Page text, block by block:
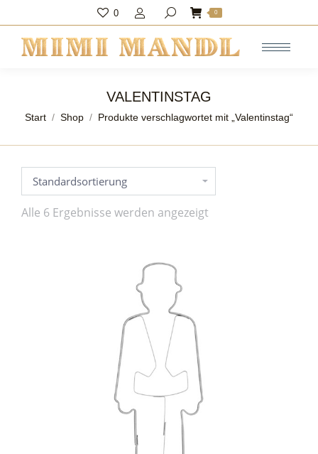
0 Search: 0
VALENTINSTAG
Sie befinden sich hier:
Start Shop Produkte verschlagwortet mit „Valentinstag“
Alle 6 Ergebnisse werden angezeigt